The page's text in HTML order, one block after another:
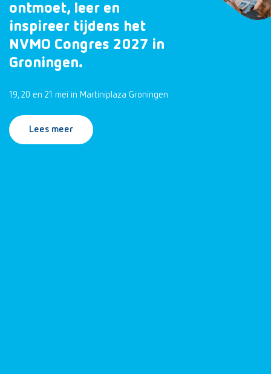
ontmoet, leer en
inspireer tijdens het
NVMO Congres 2027 in
Groningen.
19, 20 en 21 mei in Martiniplaza Groningen
Lees meer